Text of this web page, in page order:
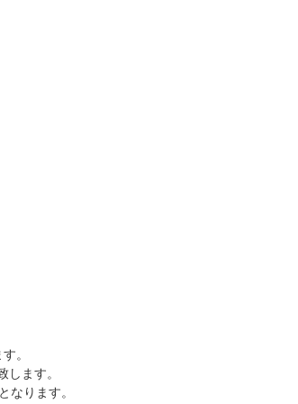
。
ます。
なります。